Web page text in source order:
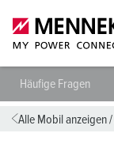
Häufige Fragen
Alle Mobil anzeigen/